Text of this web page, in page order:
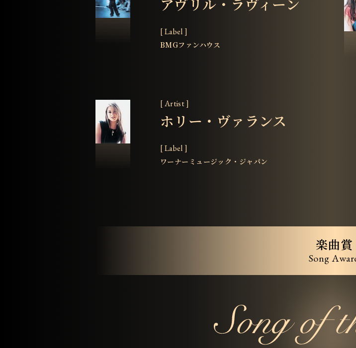
アヴリル・ラヴィーン
[ Label ]
BMGファンハウス
[ Artist ]
ホリー・ヴァランス
[ Label ]
ワーナーミュージック・ジャパン
楽曲賞
Song